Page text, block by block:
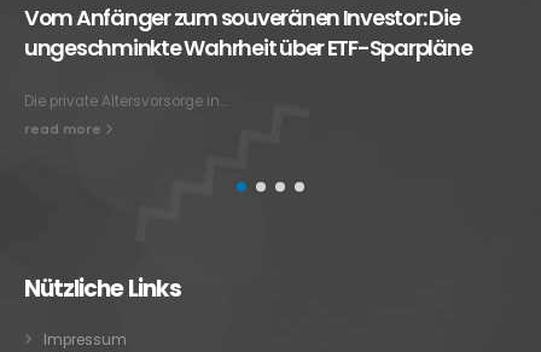
Vom Anfänger zum souveränen Investor: Die
ungeschminkte Wahrheit über ETF-Sparpläne
Die private Altersvorsorge in...
read more
Nützliche Links
Impressum